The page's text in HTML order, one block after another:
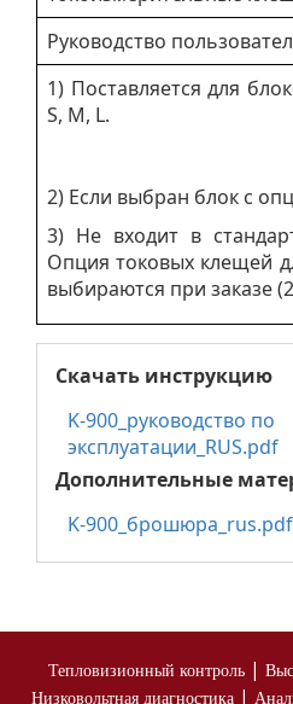
Руководство
1) Поставляется для
S, M, L.
2) Если выбран блок с
3) Не входит в
Опция токовых клещей
выбираются при заказе
Скачать инструкцию
K-900_руководство по
эксплуатации_RUS.pdf
Дополнительные
K-900_брошюра_rus.pdf
Тепловизионный контроль |
Низковольтная диагностика |